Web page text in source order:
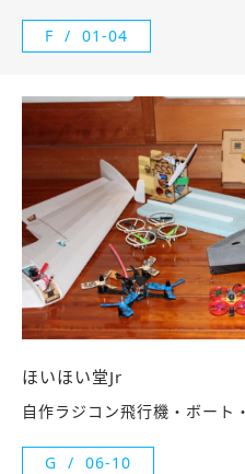
F 01-04
ほいほい堂Jr
自作ラジコン飛行機・ボート
G 06-10